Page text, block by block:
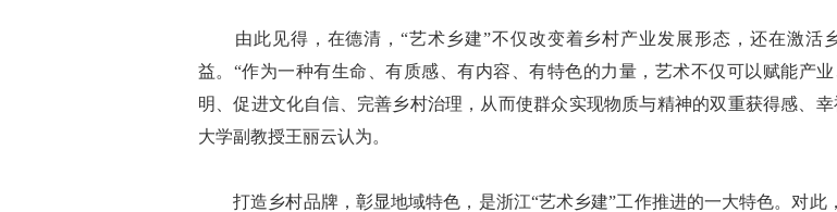
由此见得，在德清，“艺术乡建”不仅改变着乡村产业发展形态，还在激活
益。“作为一种有生命、有质感、有内容、有特色的力量，艺术不仅可以赋能产
明、促进文化自信、完善乡村治理，从而使群众实现物质与精神的双重获得感、
大学副教授王丽云认为。
打造乡村品牌，彰显地域特色，是浙江“艺术乡建”工作推进的一大特色。对此